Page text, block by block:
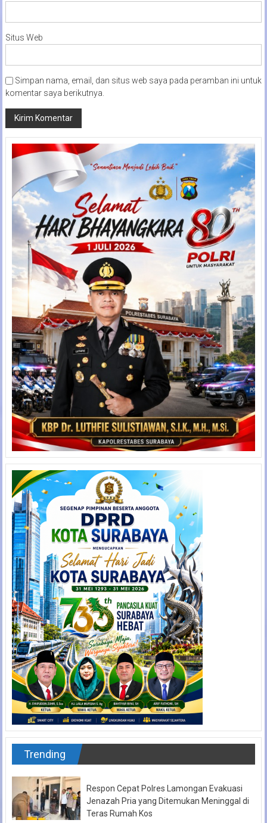
Situs Web
Simpan nama, email, dan situs web saya pada peramban ini untuk
komentar saya berikutnya.
Trending
Respon Cepat Polres Lamongan Evakuasi
Jenazah Pria yang Ditemukan Meninggal di
Teras Rumah Kos